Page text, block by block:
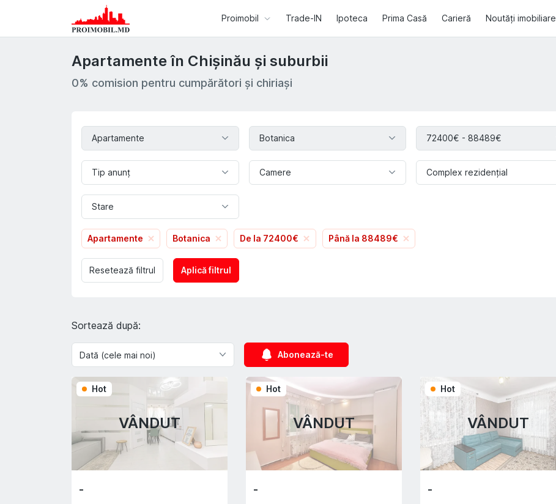
Apartamente Botanica 72400€ - 88489€
Tip anunț Camere Complex rezidențial
Stare
Apartamente Botanica De la 72400€ Până la 88489€
Aplică filtrul
Resetează filtrul
Apartamente în Chișinău și suburbii
0% comision pentru cumpărători și chiriași
Sortează după:
Abonează-te
VÂNDUT
Hot
-
VÂNDUT
Hot
-
VÂNDUT
Hot
-
Proimobil Trade-IN Ipoteca Prima Casă Carieră Noutăți imobiliare